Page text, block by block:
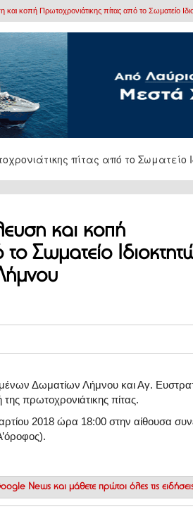
κοπή Πρωτοχρονιάτικης πίτας από το Σωματείο
και κοπή
Σωματείο
Δωματίων Λήμνου και Αγ.
πρωτοχρονιάτικης πίτας.
2018 ώρα 18:00 στην αίθουσα
News και μάθετε πρώτοι όλες τις